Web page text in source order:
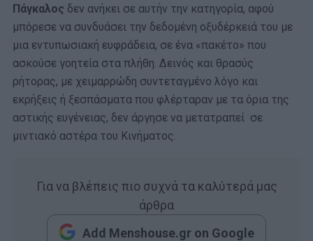
Πάγκαλος δεν ανήκει σε αυτήν την κατηγορία, αφού
μπόρεσε να συνδυάσει την δεδομένη οξυδέρκειά του με
μια εντυπωσιακή ευφράδεια, σε ένα «πακέτο» που
ασκούσε γοητεία στα πλήθη. Δεινός και θρασύς
ρήτορας, με χειμαρρώδη συντεταγμένο λόγο και
εκρήξεις ή ξεσπάσματα που φλέρταραν με τα όρια της
αστικής ευγένειας, δεν άργησε να μετατραπεί σε
μιντιακό αστέρα του Κινήματος.
Για να βλέπεις πιο συχνά τα καλύτερά μας
άρθρα
Add Menshouse.gr on Google